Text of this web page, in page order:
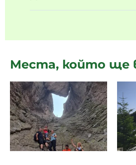
Места, който ще